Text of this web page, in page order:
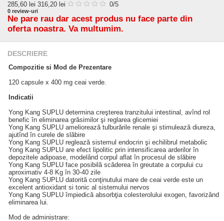
285,60 lei 316,20 lei 0/5
0 review-uri
Ne pare rau dar acest produs nu face parte din
oferta noastra. Va multumim.
DESCRIERE
Compozitie si Mod de Prezentare
120 capsule x 400 mg ceai verde.
Indicatii
Yong Kang SUPLU determina creşterea tranzitului intestinal, avînd rol
benefic în eliminarea grăsimilor şi reglarea glicemiei
Yong Kang SUPLU ameliorează tulburările renale şi stimulează diureza,
ajutînd în curele de slăbire
Yong Kang SUPLU reglează sistemul endocrin şi echilibrul metabolic
Yong Kang SUPLU are efect lipolitic prin intensificarea arderilor în
depozitele adipoase, modelând corpul aflat în procesul de slăbire
Yong Kang SUPLU face posibilă scăderea în greutate a corpului cu
aproximativ 4-8 Kg în 30-40 zile
Yong Kang SUPLU datorită conţinutului mare de ceai verde este un
excelent antioxidant si tonic al sistemului nervos
Yong Kang SUPLU împiedică absorbţia colesterolului exogen, favorizând
eliminarea lui.
Mod de administrare: